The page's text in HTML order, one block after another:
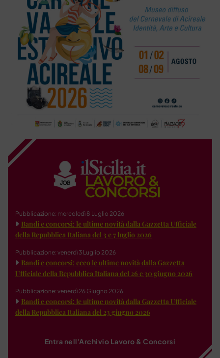
Pubblicazione: mercoledì 8 Luglio 2026
Bandi e concorsi: le ultime novità dalla Gazzetta Ufficiale
della Repubblica Italiana del 3 e 7 luglio 2026
Pubblicazione: venerdì 3 Luglio 2026
Bandi e concorsi: ecco le ultime novità dalla Gazzetta
Ufficiale della Repubblica Italiana del 26 e 30 giugno 2026
Pubblicazione: venerdì 26 Giugno 2026
Bandi e concorsi: le ultime novità dalla Gazzetta Ufficiale
della Repubblica Italiana del 23 giugno 2026
Entra nell'Archivio Lavoro & Concorsi